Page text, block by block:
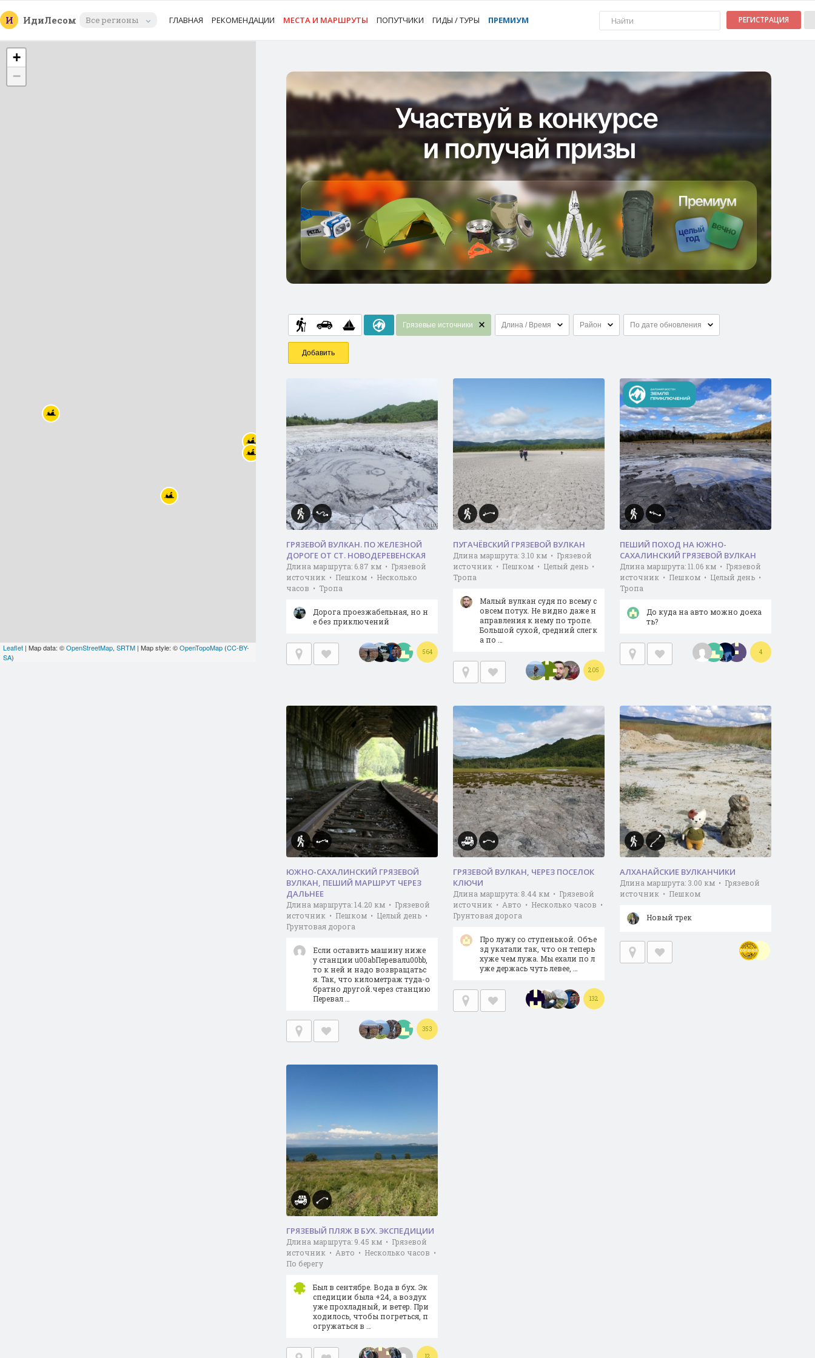
И ИдиЛесом Все регионы ГЛАВНАЯ РЕКОМЕНДАЦИИ МЕСТА И МАРШРУТЫ ПОПУТЧИКИ ГИДЫ / ТУРЫ ПРЕМИУМ РЕГИСТРАЦИЯ
+
−
Leaflet | Map data: ©OpenStreetMap, SRTM | Map style: ©OpenTopoMap (CC-BY-
SA)
Грязевые источники Длина / Время Район По дате обновления
Добавить
ГРЯЗЕВОЙ ВУЛКАН. ПО ЖЕЛЕЗНОЙ
ДОРОГЕ ОТ СТ. НОВОДЕРЕВЕНСКАЯ
Длина маршрута: 6.87 км • Грязевой
источник • Пешком • Несколько
часов • Тропа
Дорога проезжабельная, но н
е без приключений
564
ПУГАЧЁВСКИЙ ГРЯЗЕВОЙ ВУЛКАН
Длина маршрута: 3.10 км • Грязевой
источник • Пешком • Целый день •
Тропа
Малый вулкан судя по всему с
овсем потух. Не видно даже н
аправления к нему по тропе.
Большой сухой, средний слегк
а по …
205
ПЕШИЙ ПОХОД НА ЮЖНО-
САХАЛИНСКИЙ ГРЯЗЕВОЙ ВУЛКАН
Длина маршрута: 11.06 км • Грязевой
источник • Пешком • Целый день •
Тропа
До куда на авто можно доеха
ть?
4
ЮЖНО-САХАЛИНСКИЙ ГРЯЗЕВОЙ
ВУЛКАН, ПЕШИЙ МАРШРУТ ЧЕРЕЗ
ДАЛЬНЕЕ
Длина маршрута: 14.20 км • Грязевой
источник • Пешком • Целый день •
Грунтовая дорога
Если оставить машину ниже
у станции u00abПеревалu00bb,
то к ней и надо возвращатьс
я. Так, что километраж туда-о
братно другой.через станцию
Перевал …
353
ГРЯЗЕВОЙ ВУЛКАН, ЧЕРЕЗ ПОСЕЛОК
КЛЮЧИ
Длина маршрута: 8.44 км • Грязевой
источник • Авто • Несколько часов •
Грунтовая дорога
Про лужу со ступенькой. Объе
зд укатали так, что он теперь
хуже чем лужа. Мы ехали по л
уже держась чуть левее, …
132
АЛХАНАЙСКИЕ ВУЛКАНЧИКИ
Длина маршрута: 3.00 км • Грязевой
источник • Пешком
Новый трек
ГРЯЗЕВЫЙ ПЛЯЖ В БУХ. ЭКСПЕДИЦИИ
Длина маршрута: 9.45 км • Грязевой
источник • Авто • Несколько часов •
По берегу
Был в сентябре. Вода в бух. Эк
спедиции была +24, а воздух
уже прохладный, и ветер. При
ходилось, чтобы погреться, п
огружаться в …